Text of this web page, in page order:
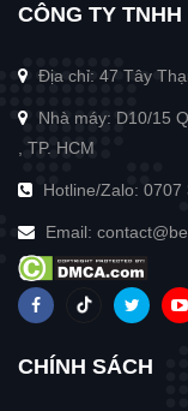
CÔNG TY
Địa chỉ: 47 Tây
Nhà máy: D10/15
, TP. HCM
Hotline/Zalo: 0707
Email:
CHÍNH SÁCH